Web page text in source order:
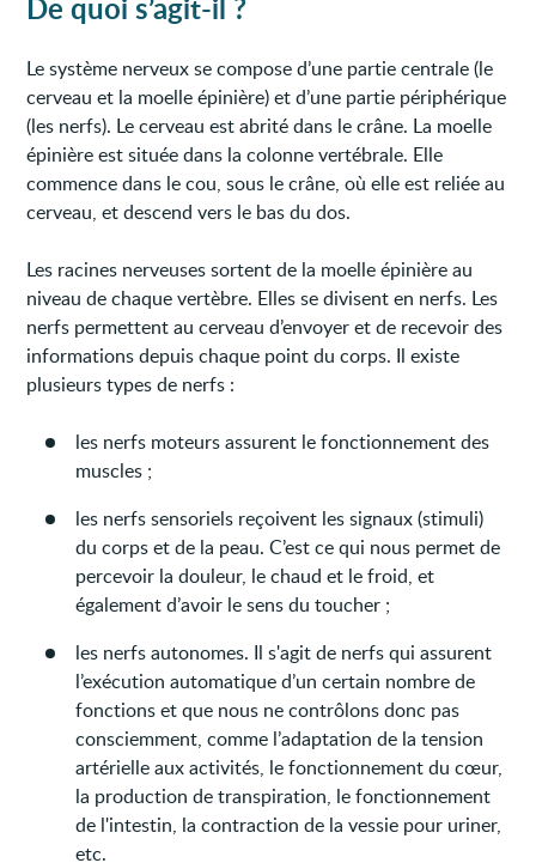
Le système nerveux se compose d’une partie centrale (le
cerveau et la moelle épinière) et d’une partie périphérique
(les nerfs). Le cerveau est abrité dans le crâne. La moelle
épinière est située dans la colonne vertébrale. Elle
commence dans le cou, sous le crâne, où elle est reliée au
cerveau, et descend vers le bas du dos.
Les racines nerveuses sortent de la moelle épinière au
niveau de chaque vertèbre. Elles se divisent en nerfs. Les
nerfs permettent au cerveau d’envoyer et de recevoir des
informations depuis chaque point du corps. Il existe
plusieurs types de nerfs :
les nerfs moteurs assurent le fonctionnement des
muscles ;
les nerfs sensoriels reçoivent les signaux (stimuli)
du corps et de la peau. C’est ce qui nous permet de
percevoir la douleur, le chaud et le froid, et
également d’avoir le sens du toucher ;
les nerfs autonomes. Il s'agit de nerfs qui assurent
l’exécution automatique d’un certain nombre de
fonctions et que nous ne contrôlons donc pas
consciemment, comme l’adaptation de la tension
artérielle aux activités, le fonctionnement du cœur,
la production de transpiration, le fonctionnement
de l'intestin, la contraction de la vessie pour uriner,
etc.